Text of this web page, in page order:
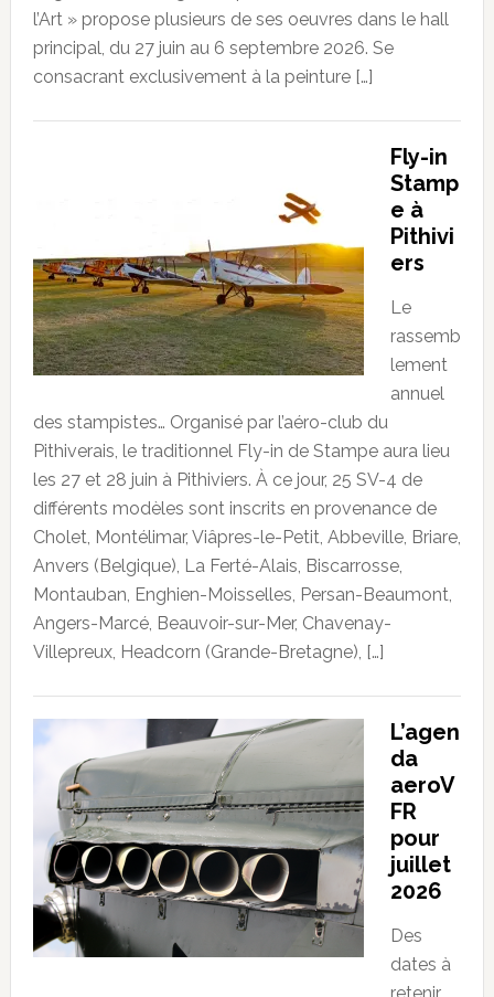
l’Art » propose plusieurs de ses oeuvres dans le hall
principal, du 27 juin au 6 septembre 2026. Se
consacrant exclusivement à la peinture […]
Fly-in
Stamp
e à
Pithivi
ers
Le
rassemb
lement
annuel
des stampistes… Organisé par l’aéro-club du
Pithiverais, le traditionnel Fly-in de Stampe aura lieu
les 27 et 28 juin à Pithiviers. À ce jour, 25 SV-4 de
différents modèles sont inscrits en provenance de
Cholet, Montélimar, Viâpres-le-Petit, Abbeville, Briare,
Anvers (Belgique), La Ferté-Alais, Biscarrosse,
Montauban, Enghien-Moisselles, Persan-Beaumont,
Angers-Marcé, Beauvoir-sur-Mer, Chavenay-
Villepreux, Headcorn (Grande-Bretagne), […]
L’agen
da
aeroV
FR
pour
juillet
2026
Des
dates à